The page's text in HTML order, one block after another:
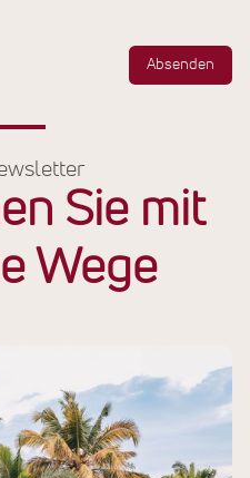
Absenden
Sie mit
Wege